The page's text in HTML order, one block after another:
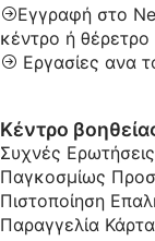
Εγγραφή στο
κέντρο ή θέρετρο
Εργασίες ανα
Κέντρο
Συχνές
Παγκοσμίως
Πιστοποίηση
Παραγγελία